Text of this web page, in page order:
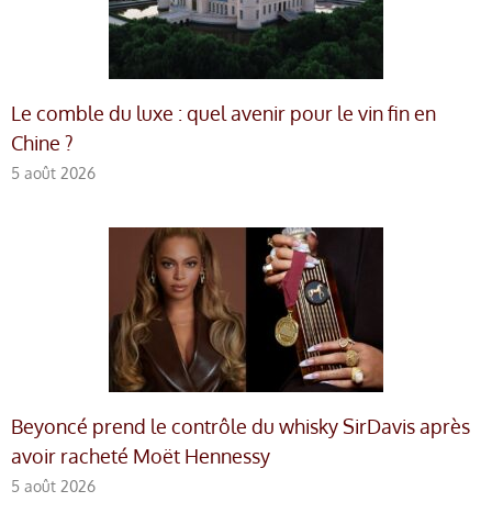
Le comble du luxe : quel avenir pour le vin fin en
Chine ?
5 août 2026
Beyoncé prend le contrôle du whisky SirDavis après
avoir racheté Moët Hennessy
5 août 2026